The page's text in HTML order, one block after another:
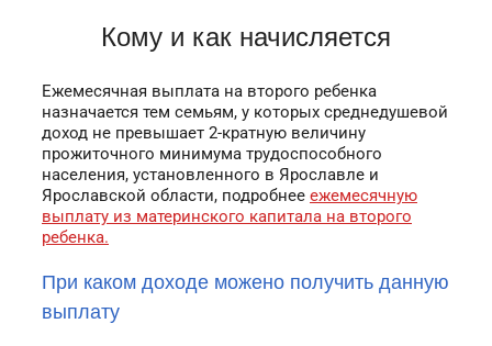
Кому и как начисляется
Ежемесячная выплата на второго ребенка
назначается тем семьям, у которых среднедушевой
доход не превышает 2-кратную величину
прожиточного минимума трудоспособного
населения, установленного в Ярославле и
Ярославской области, подробнее ежемесячную
выплату из материнского капитала на второго
ребенка.
При каком доходе можено получить данную
выплату